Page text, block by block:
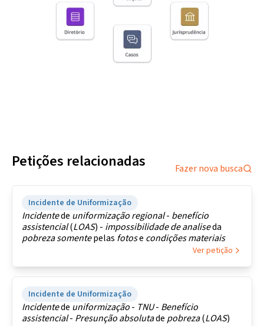
Petições relacionadas Fazer nova busca
Incidente de Uniformização
Incidentede uniformizaçãoregional- benefício
assistencial(LOAS) - impossibilidadedeanaliseda
pobrezasomentepelas fotose condiçõesmateriais
Ver petição
Incidente de Uniformização
Incidentede uniformização- TNU- Benefício
assistencial- Presunçãoabsolutade pobreza(LOAS)